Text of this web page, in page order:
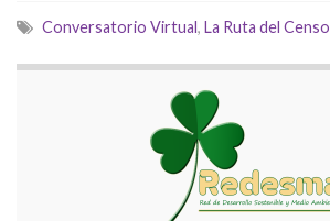
Conversatorio Virtual, La Ruta del Censo